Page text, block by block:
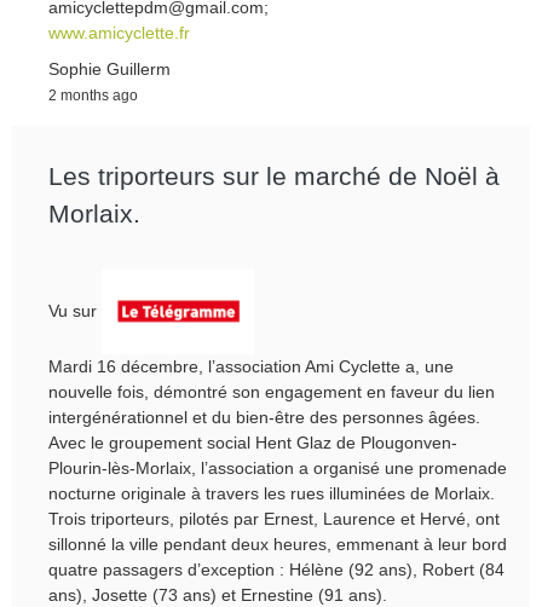
amicyclettepdm@gmail.com;
www.amicyclette.fr
Sophie Guillerm
2 months ago
Les triporteurs sur le marché de Noël à
Morlaix.
Vu sur
Mardi 16 décembre, l’association Ami Cyclette a, une
nouvelle fois, démontré son engagement en faveur du lien
intergénérationnel et du bien-être des personnes âgées.
Avec le groupement social Hent Glaz de Plougonven-
Plourin-lès-Morlaix, l’association a organisé une promenade
nocturne originale à travers les rues illuminées de Morlaix.
Trois triporteurs, pilotés par Ernest, Laurence et Hervé, ont
sillonné la ville pendant deux heures, emmenant à leur bord
quatre passagers d’exception : Hélène (92 ans), Robert (84
ans), Josette (73 ans) et Ernestine (91 ans).